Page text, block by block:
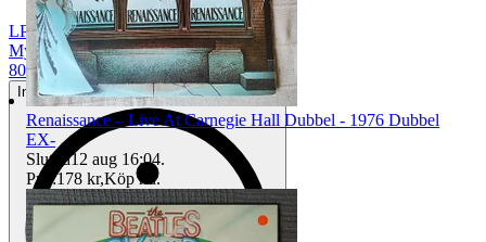
LP|
Mycket gott skick|
80-tal
Inga eller minimala tecken på användning
Renaissance – Live At Carnegie Hall Dubbel - 1976 Dubbel
EX-
Sluttid12 aug 16:04.
Pris:178 kr,Köp nu.